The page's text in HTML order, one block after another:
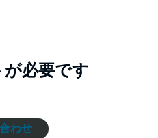
必要です
わせ